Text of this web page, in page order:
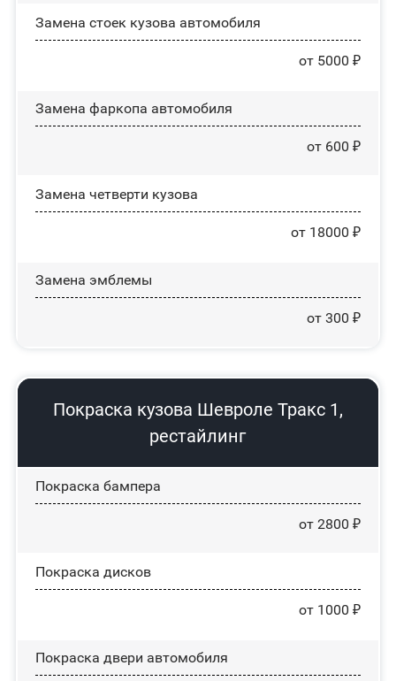
Замена стоек кузова автомобиля
от 5000 ₽
Замена фаркопа автомобиля
от 600 ₽
Замена четверти кузова
от 18000 ₽
Замена эмблемы
от 300 ₽
Покраска кузова Шевроле Тракс 1,
рестайлинг
Покраска бампера
от 2800 ₽
Покраска дисков
от 1000 ₽
Покраска двери автомобиля